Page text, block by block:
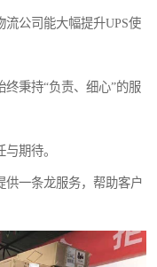
公司能大幅提升UPS使
秉持“负责、细心”的服
期待。
供一条龙服务，帮助客户